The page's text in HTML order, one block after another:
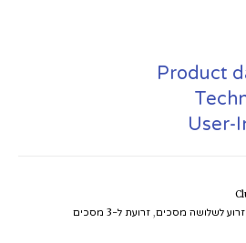
Product
User-
זרוע לשלושה מסכים זרועת ל-3 מסכים